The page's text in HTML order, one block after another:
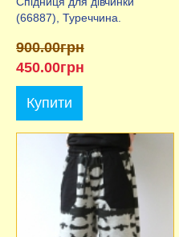
(66887), Туреччина.
900.00грн
450.00грн
Купити